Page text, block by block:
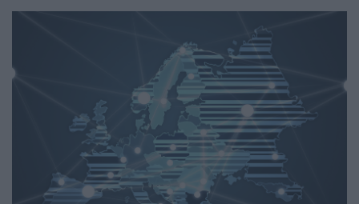
L'ANNUAIRE DES ACTEURS
LES LIVRES BLANCS
LES SUPPLÉMENTS
NOS OFFRES D'ABONNEMENTS